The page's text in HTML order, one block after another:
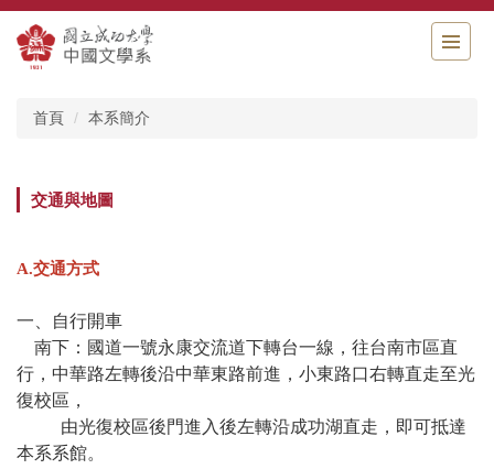
跳
到
主
首頁 本系簡介
交通與地圖
A.交通方式
一、自行開車
南下：國道一號永康交流道下轉台一線，往台南市區直
行，中華路左轉後沿中華東路前進，小東路口右轉直走至光
復校區，
由光復校區後門進入後左轉沿成功湖直走，即可抵達
本系系館。